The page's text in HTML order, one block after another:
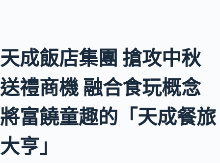
天成飯店集團 搶攻中秋
送禮商機 融合食玩概念
將富饒童趣的「天成餐旅
大亨」